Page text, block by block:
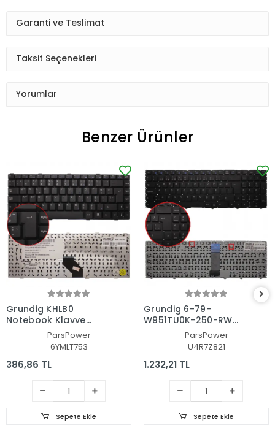
Garanti ve Teslimat
Taksit Seçenekleri
Yorumlar
Benzer Ürünler
Grundig KHLB0
Notebook Klavye
(Siyah TR)ParsPower
6YMLT753
386,86 TL
Sepete Ekle
Grundig 6-79-
W951TU0K-250-RW
Notebook Klavye
(Siyah TR)
ParsPower
U4R7Z821
1.232,21 TL
Sepete Ekle